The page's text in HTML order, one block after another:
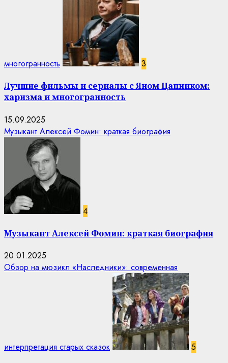
многогранность 3
Лучшие фильмы и сериалы с Яном Цапником:
харизма и многогранность
15.09.2025
Музыкант Алексей Фомин: краткая биография
4
Музыкант Алексей Фомин: краткая биография
20.01.2025
Обзор на мюзикл «Наследники»: современная
интерпретация старых сказок 5